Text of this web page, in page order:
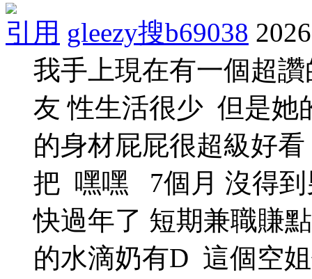
引用 gleezy搜b69038
我手上現在有一個超
友 性生活很少 但是
的身材屁屁很超級好
把 嘿嘿 7個月 沒得到
快過年了 短期兼職賺
的水滴奶有D 這個空